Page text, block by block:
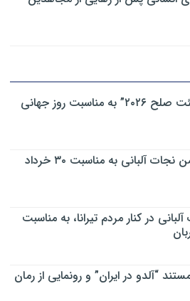
نشست “هیئت صلح ۲۰۲۶” به مناسبت روز جهانی
آلبانی به مناسبت ۳۰ خرداد
در کنار مردم تیرانا، به مناسبت
“آلدو در ایران” و رونمایی از رمان